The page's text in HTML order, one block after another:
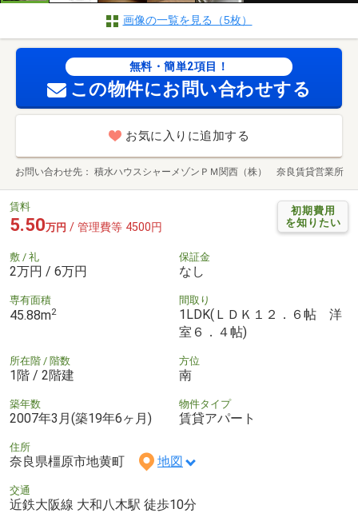
画像の一覧を見る（5枚）
無料・簡単2項目！
この物件にお問い合わせする
お気に入りに追加する
お問い合わせ先 積水ハウスシャーメゾンＰＭ関西（株） 奈良賃貸営業所
初期費用
を知りたい
賃料
5.50万円 / 管理費等 4500円
敷 / 礼
2万円 / 6万円
保証金
なし
専有面積
45.88m2
間取り
1LDK(ＬＤＫ１２．６帖 洋
室６．４帖)
所在階 / 階数
1階 / 2階建
方位
南
築年数
2007年3月(築19年6ヶ月)
物件タイプ
賃貸アパート
住所
奈良県橿原市地黄町 地図
交通
近鉄大阪線 大和八木駅 徒歩10分